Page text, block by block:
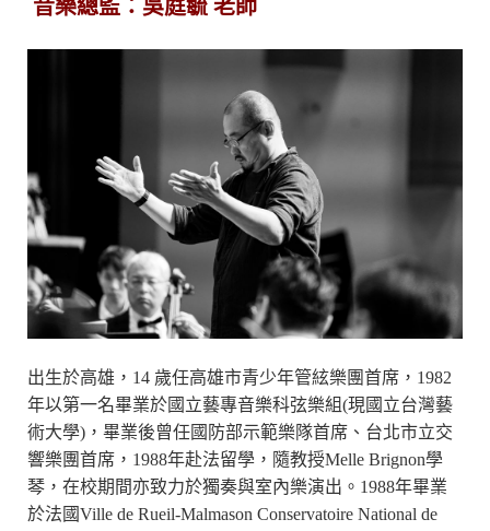
音樂總監：吳庭毓 老師
出生於高雄，14 歲任高雄市青少年管絃樂團首席，1982
年以第一名畢業於國立藝專音樂科弦樂組(現國立台灣藝
術大學)，畢業後曾任國防部示範樂隊首席、台北市立交
響樂團首席，1988年赴法留學，隨教授Melle Brignon學
琴，在校期間亦致力於獨奏與室內樂演出。1988年畢業
於法國Ville de Rueil-Malmason Conservatoire National de